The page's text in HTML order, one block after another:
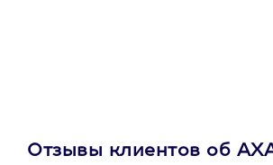
Отзывы клиентов об